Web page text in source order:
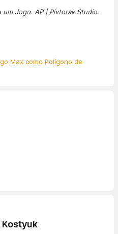
Jogo. AP | Pivtorak.Studio.
Max como Polígono de
Kostyuk